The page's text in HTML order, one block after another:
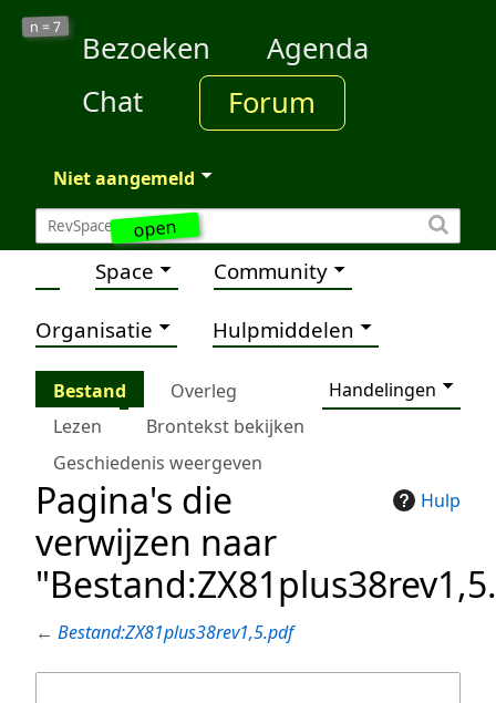
open
n =7
Bezoeken
Agenda
Chat
Forum
Niet aangemeld
Space Community
Organisatie Hulpmiddelen
Bestand Overleg
Handelingen
Lezen
Brontekst bekijken
Geschiedenis weergeven
Hulp
Pagina's die
verwijzen naar
← Bestand:ZX81plus38rev1,5.pdf